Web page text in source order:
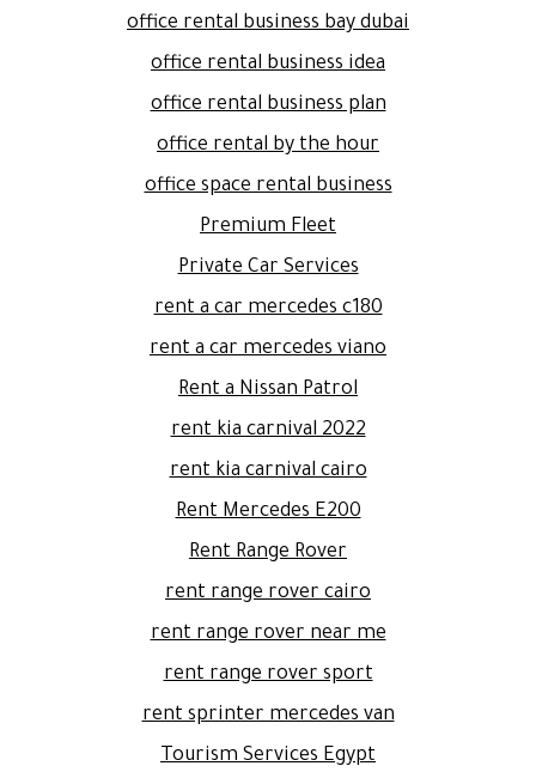
office rental business bay dubai
office rental business idea
office rental business plan
office rental by the hour
office space rental business
Premium Fleet
Private Car Services
rent a car mercedes c180
rent a car mercedes viano
Rent a Nissan Patrol
rent kia carnival 2022
rent kia carnival cairo
Rent Mercedes E200
Rent Range Rover
rent range rover cairo
rent range rover near me
rent range rover sport
rent sprinter mercedes van
Tourism Services Egypt